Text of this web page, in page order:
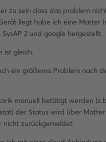
zu sein dass das problem
liegt habe ich eine Matter
2 und google hergestellt.
ist gleich.
ein größeres Problem nach
manuell betätigt werden
der Status wird über
nicht zurückgemeldet.